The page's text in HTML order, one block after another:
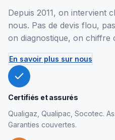
Depuis 2011, on intervient
nous. Pas de devis flou,
on diagnostique, on chiffre
En savoir plus sur nous
Certifiés et assurés
Qualigaz, Qualipac, Socotec.
Garanties couvertes.